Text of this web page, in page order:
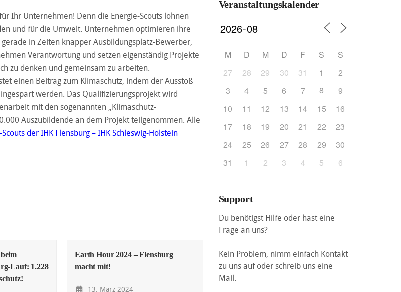
Ihr Unternehmen! Denn die Energie-Scouts lohnen
und für die Umwelt. Unternehmen optimieren ihre
in Zeiten knapper Ausbildungsplatz-Bewerber,
Verantwortung und setzen eigenständig Projekte
zu denken und gemeinsam zu arbeiten.
einen Beitrag zum Klimaschutz, indem der Ausstoß
werden. Das Qualifizierungsprojekt wird
mit den sogenannten „Klimaschutz-
Auszubildende an dem Projekt teilgenommen. Alle
der IHK Flensburg – IHK Schleswig-Holstein
Lauf: 1.228
Earth Hour 2024 – Flensburg
macht mit!
13. März 2024
Veranstaltungskalender
M D M D F S
S
27
28 29 30 31 1
2
3
4 5 6 7 8
9
10
11 12 13 14 15
16
17
18 19 20 21 22
23
24
25 26 27 28 29
30
31
1 2 3 4 5 6
Support
Du benötigst Hilfe oder hast eine
Frage an uns?
Kein Problem, nimm einfach Kontakt
zu uns auf oder schreib uns eine
Mail.